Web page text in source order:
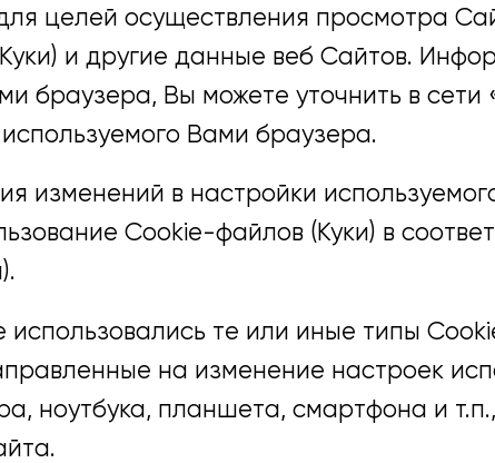
целей осуществления просмотра
и другие данные веб Сайтов.
браузера, Вы можете уточнить в сети
Вами браузера.
изменений в настройки
Cookie-файлов (Куки) в
те или иные типы
на изменение настроек
ноутбука, планшета, смартфона и